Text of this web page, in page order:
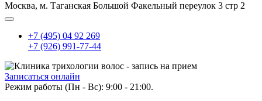
Москва, м. Таганская Большой Факельный переулок 3 стр 2
+7 (495) 04 92 269
+7 (926) 991-77-44
Записаться онлайн
Режим работы (Пн - Вс): 9:00 - 21:00.